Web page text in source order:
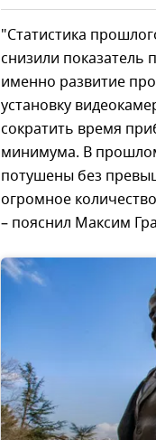
"Статистика
снизили показатель
именно развитие
установку
сократить время
минимума. В
потушены без
огромное
– пояснил Максим